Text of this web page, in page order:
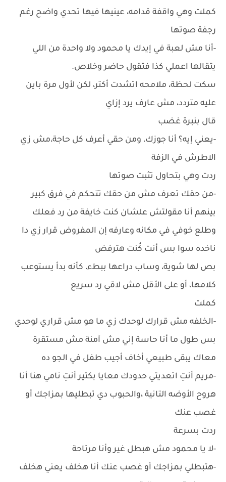
كملت وهي واقفة قدامه، عينيها فيها تحدي واضح رغم
رجفة صوتها
-أنا مش لعبة في إيدك يا محمود ولا واحدة من اللي
يتقالها اعملي كذا فتقول حاضر وخلاص.
سكت لحظة، ملامحه اتشدت أكتر، لكن لأول مرة باين
عليه متردد، مش عارف يرد إزاي
قال بنبرة غضب
-يعني إيه؟ أنا جوزك، ومن حقي أعرف كل حاجة،مش زي
الاطرش في الزفة
ردت وهي بتحاول تثبت صوتها
-من حقك تعرف مش من حقك تتحكم في فرق كبير
بينهم أنا مقولتش علشان كنت خايفة من رد فعلك
وطلع خوفي في مكانه وعارفه إن المفروض قرار زي دا
ناخده سوا بس أنت كُنت هترفض
بص لها شوية، وساب دراعها ببطء، كأنه بدأ يستوعب
كلامها، أو على الأقل مش لاقي رد سريع
كملت
-الخلفه مش قرارك لوحدك زي ما هو مش قراري لوحدي
بس طول ما أنا حاسة إني مش آمنة مش مستقرة
معاك يبقى طبيعي أخاف أجيب طفل في الجو ده
-مريم أنتِ اتعديتي حدودك معايا بكتير أنتِ نامي هنا أنا
هروح الأوضه التانية ،والحبوب دي تبطليها بمزاجك أو
غصب عنك
ردت بسرعة
-لا يا محمود مش هبطل غير وأنا مرتاحة
-هتبطلي بمزاجك أو غصب عنك أنا هخلف يعني هخلف